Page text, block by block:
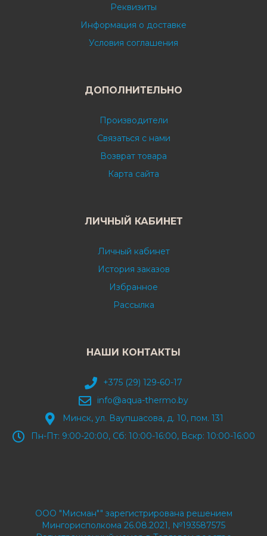
Реквизиты
Информация о доставке
Условия соглашения
ДОПОЛНИТЕЛЬНО
Производители
Связаться с нами
Возврат товара
Карта сайта
ЛИЧНЫЙ КАБИНЕТ
Личный кабинет
История заказов
Избранное
Рассылка
НАШИ КОНТАКТЫ
+375 (29) 129-60-17
info@aqua-thermo.by
Минск, ул. Ваупшасова, д. 10, пом. 131
Пн-Пт: 9:00-20:00, Сб: 10:00-16:00, Вскр: 10:00-16:00
ООО "Мисман"" зарегистрирована решением
Мингорисполкома 26.08.2021, №193587575